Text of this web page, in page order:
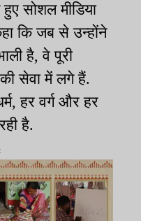
सोशल मीडिया
कि जब से उन्होंने
है, वे पूरी
सेवा में लगे हैं.
हर वर्ग और हर
है.